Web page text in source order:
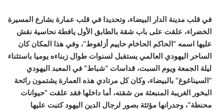
في قلب مدينة الدار البيضاء، وتحديدا في قلب عمارة بشارع المسيرة
الخضراء، علقت على باب شقة بالطابق الأول يافطة نحاسية نقش
عليها اسمه “الحاكم الحاخام حاييم أزلغوط”، وفي هذا المكان كان
الساحر اليهودي العالمي يستقبل لسنوات طوال زبناءه يوميا باستثناء
ليلة الجمعة ويوم السبت، قداسات “شباط” في المعبد اليهودي
“السيناغوغ” بالبيضاء، وكان كل مرتادي هذه العمارة يشتمون رائحة
البخور الغريبة المنبعثة من شقته، أما داخلها فقد علقت “حيوانات
محنطة”، وجدرانها مؤثثة بصور لرجال الدين اليهود كتبت عليها